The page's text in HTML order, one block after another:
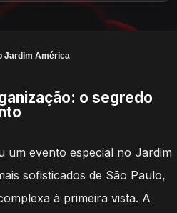
Jardim América
o segredo
um evento especial no Jardim
sofisticados de São Paulo,
à primeira vista. A